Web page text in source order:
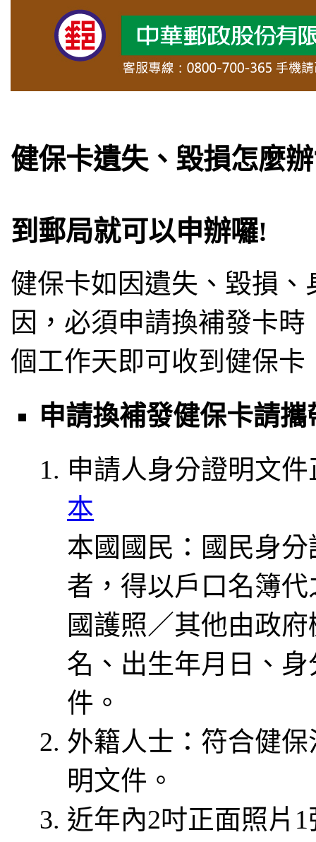
健保卡遺失、毀損怎麼
到郵局就可以申辦囉!
健保卡如因遺失、毀損
因，必須申請換補發卡
個工作天即可收到健保
申請換補發健保卡請攜
申請人身分證明文
本
本國國民：國民身
者，得以戶口名簿
國護照／其他由政
名、出生年月日、
件。
外籍人士：符合健
明文件。
近年內2吋正面照片1